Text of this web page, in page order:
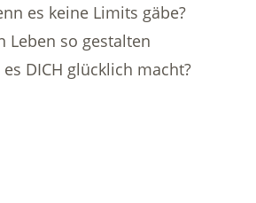
es keine Limits gäbe?
Leben so gestalten
DICH glücklich macht?